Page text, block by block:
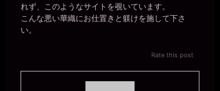
れず、このようなサイトを覗いています。
こんな悪い華織にお仕置きと躾けを施して下さ
い。
Rate this post